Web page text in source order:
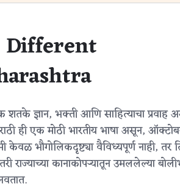
– Different
ज्ञान, भक्ती आणि साहित्याचा प्रवाह
ही एक मोठी भारतीय भाषा असून,
केवळ भौगोलिकदृष्ट्या वैविध्यपूर्ण नाही, तर
राज्याच्या कानाकोपऱ्यातून उमललेल्या